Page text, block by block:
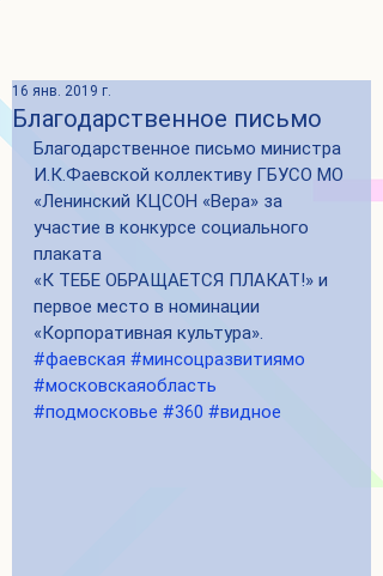
Благодарственное письмо
16 янв. 2019 г.
Благодарственное письмо министра
И.К.Фаевской коллективу ГБУСО МО
«Ленинский КЦСОН «Вера» за
участие в конкурсе социального
плаката
«К ТЕБЕ ОБРАЩАЕТСЯ ПЛАКАТ!» и
первое место в номинации
«Корпоративная культура».
#фаевская #минсоцразвитиямо
#московскаяобласть
#подмосковье #360 #видное